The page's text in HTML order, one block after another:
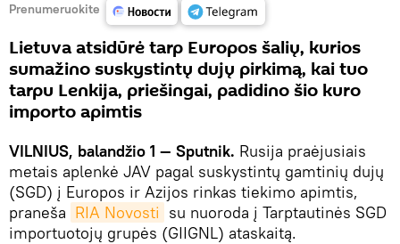
Prenumeruokite
Lietuva atsidūrė tarp Europos šalių, kurios
sumažino suskystintų dujų pirkimą, kai tuo
tarpu Lenkija, priešingai, padidino šio kuro
importo apimtis
VILNIUS, balandžio 1 — Sputnik. Rusija praėjusiais
metais aplenkė JAV pagal suskystintų gamtinių dujų
(SGD) į Europos ir Azijos rinkas tiekimo apimtis,
praneša RIA Novosti su nuoroda į Tarptautinės SGD
importuotojų grupės (GIIGNL) ataskaitą.